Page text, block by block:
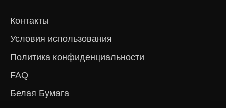
Контакты
Условия использования
Политика конфиденциальности
FAQ
Белая Бумага